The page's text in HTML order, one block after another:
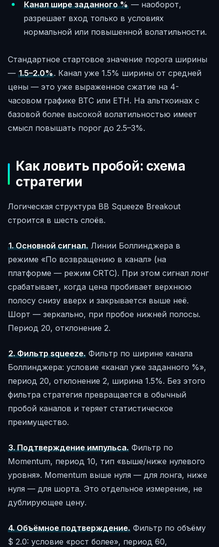
Канал шире заданного %— наоборот,
разрешает вход только в условиях
нормальной или повышенной волатильности.
Стандартное стартовое значение порога ширины
— 1.5–2.0%. Канал уже 1.5% ширины от средней
цены — это уже выраженное сжатие на 4-
часовом графике BTC или ETH. На альткоинах с
базовой более высокой волатильностью имеет
смысл повышать порог до 2.5–3%.
Как ловить пробой: схема
стратегии
Логическая структура BB Squeeze Breakout
строится в шесть слоёв.
1. Основной сигнал.Линии Боллинджера в
режиме «По возвращению в канал» (на
платформе — режим CRTC). При этом сигнал лонг
срабатывает, когда цена пробивает верхнюю
полосу снизу вверх и закрывается выше неё.
Шорт — зеркально, при пробое нижней полосы.
Период 20, отклонение 2.
2. Фильтр squeeze.Фильтр по ширине канала
Боллинджера: условие «канал уже заданного %»,
период 20, отклонение 2, ширина 1.5%. Без этого
фильтра стратегия превращается в обычный
пробой каналов и теряет статистическое
преимущество.
3. Подтверждение импульса.Фильтр по
Momentum, период 10, тип «выше/ниже нулевого
уровня». Momentum выше нуля — для лонга, ниже
нуля — для шорта. Это отдельное измерение, не
дублирующее цену.
4. Объёмное подтверждение.Фильтр по объёму
$ 2.0: условие «рост более», период 60,